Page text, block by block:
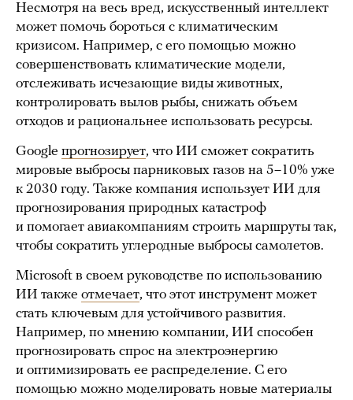
Несмотря на весь вред, искусственный интеллект
может помочь бороться с климатическим
кризисом. Например, с его помощью можно
совершенствовать климатические модели,
отслеживать исчезающие виды животных,
контролировать вылов рыбы, снижать объем
отходов и рациональнее использовать ресурсы.
Google прогнозирует, что ИИ сможет сократить
мировые выбросы парниковых газов на 5–10% уже
к 2030 году. Также компания использует ИИ для
прогнозирования природных катастроф
и помогает авиакомпаниям строить маршруты так,
чтобы сократить углеродные выбросы самолетов.
Microsoft в своем руководстве по использованию
ИИ также отмечает, что этот инструмент может
стать ключевым для устойчивого развития.
Например, по мнению компании, ИИ способен
прогнозировать спрос на электроэнергию
и оптимизировать ее распределение. С его
помощью можно моделировать новые материалы